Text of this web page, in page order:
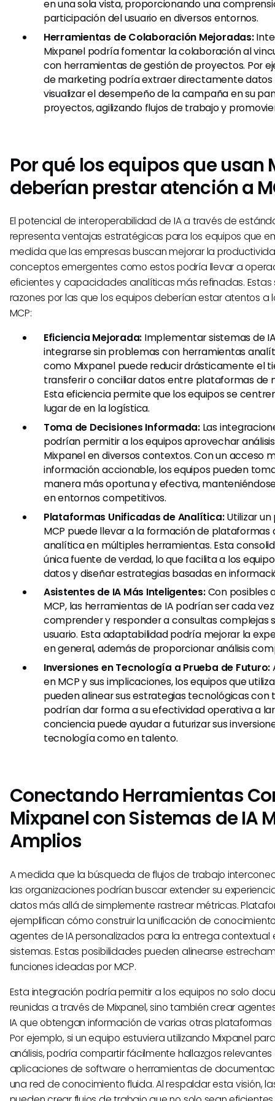
en una sola vista, proporcionando una
participación del usuario en diversos entornos.
Herramientas de Colaboración Mejoradas:
Mixpanel podría fomentar la colaboración al
con herramientas de gestión de proyectos. Por
de marketing podría extraer directamente
visualizar el desempeño de la campaña en su
proyectos, agilizando flujos de trabajo y
Por qué los equipos que usan
deberían prestar atención a
El potencial de interoperabilidad de IA a través de
representa ventajas estratégicas para los equipos que
medida que las empresas buscan mejorar la
conceptos emergentes como estos podría llevar a
eficientes y capacidades analíticas más refinadas. Estas
razones por las que los equipos deberían estar atentos a
MCP:
Eficiencia Mejorada: Implementar sistemas de
integrarse sin problemas con herramientas
como Mixpanel puede reducir drásticamente el
transferir o conciliar datos entre plataformas de
Esta eficiencia permite que los equipos se
lugar de en la logística.
Toma de Decisiones Informada:Las
podrían permitir a los equipos aprovechar
Mixpanel en diversos contextos. Con un acceso
información accionable, los equipos pueden
manera más oportuna y efectiva,
en entornos competitivos.
Plataformas Unificadas de Analítica:Utilizar
MCP puede llevar a la formación de plataformas
analítica en múltiples herramientas. Esta
única fuente de verdad, lo que facilita a los
datos y diseñar estrategias basadas en
Asistentes de IA Más Inteligentes:Con posibles
MCP, las herramientas de IA podrían ser cada
comprender y responder a consultas complejas
usuario. Esta adaptabilidad podría mejorar la
en general, además de proporcionar análisis
Inversiones en Tecnología a Prueba de Futuro:
en MCP y sus implicaciones, los equipos que
pueden alinear sus estrategias tecnológicas con
podrían dar forma a su efectividad operativa a
conciencia puede ayudar a futurizar sus
tecnología como en talento.
Conectando Herramientas
Mixpanel con Sistemas de IA
Amplios
A medida que la búsqueda de flujos de trabajo
las organizaciones podrían buscar extender su
datos más allá de simplemente rastrear métricas.
ejemplifican cómo construir la unificación de
agentes de IA personalizados para la entrega contextual
sistemas. Estas posibilidades pueden alinearse
funciones ideadas por MCP.
Esta integración podría permitir a los equipos no solo
reunidas a través de Mixpanel, sino también crear
IA que obtengan información de varias otras
Por ejemplo, si un equipo estuviera utilizando Mixpanel
análisis, podría compartir fácilmente hallazgos
aplicaciones de software o herramientas de
una red de conocimiento fluida. Al respaldar esta visión,